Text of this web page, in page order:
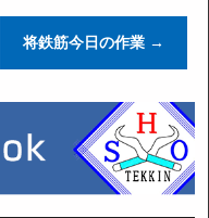
将鉄筋今日の作業 →